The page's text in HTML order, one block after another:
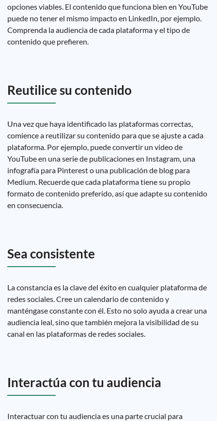
opciones viables. El contenido que funciona bien en YouTube
puede no tener el mismo impacto en LinkedIn, por ejemplo.
Comprenda la audiencia de cada plataforma y el tipo de
contenido que prefieren.
Reutilice su contenido
Una vez que haya identificado las plataformas correctas,
comience a reutilizar su contenido para que se ajuste a cada
plataforma. Por ejemplo, puede convertir un video de
YouTube en una serie de publicaciones en Instagram, una
infografía para Pinterest o una publicación de blog para
Medium. Recuerde que cada plataforma tiene su propio
formato de contenido preferido, así que adapte su contenido
en consecuencia.
Sea consistente
La constancia es la clave del éxito en cualquier plataforma de
redes sociales. Cree un calendario de contenido y
manténgase constante con él. Esto no solo ayuda a crear una
audiencia leal, sino que también mejora la visibilidad de su
canal en las plataformas de redes sociales.
Interactúa con tu audiencia
Interactuar con tu audiencia es una parte crucial para